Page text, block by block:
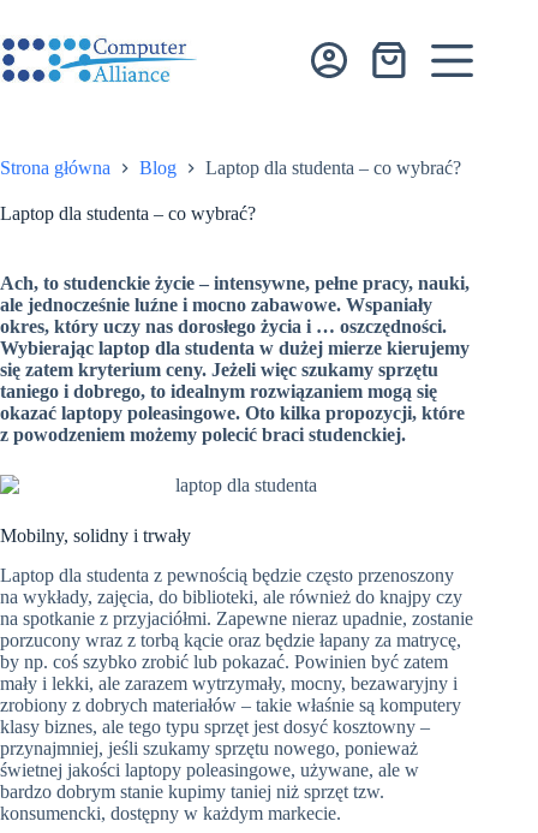
treści
Koszyk
Strona główna Blog Laptop dla studenta – co wybrać?
Laptop dla studenta – co wybrać?
Ach, to studenckie życie – intensywne, pełne pracy, nauki,
ale jednocześnie luźne i mocno zabawowe. Wspaniały
okres, który uczy nas dorosłego życia i … oszczędności.
Wybierając laptop dla studenta w dużej mierze kierujemy
się zatem kryterium ceny. Jeżeli więc szukamy sprzętu
taniego i dobrego, to idealnym rozwiązaniem mogą się
okazać laptopy poleasingowe. Oto kilka propozycji, które
z powodzeniem możemy polecić braci studenckiej.
Mobilny, solidny i trwały
Laptop dla studenta z pewnością będzie często przenoszony
na wykłady, zajęcia, do biblioteki, ale również do knajpy czy
na spotkanie z przyjaciółmi. Zapewne nieraz upadnie, zostanie
porzucony wraz z torbą kącie oraz będzie łapany za matrycę,
by np. coś szybko zrobić lub pokazać. Powinien być zatem
mały i lekki, ale zarazem wytrzymały, mocny, bezawaryjny i
zrobiony z dobrych materiałów – takie właśnie są komputery
klasy biznes, ale tego typu sprzęt jest dosyć kosztowny –
przynajmniej, jeśli szukamy sprzętu nowego, ponieważ
świetnej jakości laptopy poleasingowe, używane, ale w
bardzo dobrym stanie kupimy taniej niż sprzęt tzw.
konsumencki, dostępny w każdym markecie.